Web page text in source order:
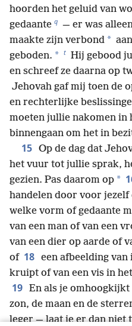
hoorden het geluid van
gedaante q — er was
maakte zijn verbond *
geboden. * t Hij gebood
en schreef ze daarna op
Jehovah gaf mij toen de
en rechterlijke
moeten jullie nakomen in
binnengaan om het in
15 Op de dag dat
het vuur tot jullie sprak,
gezien. Pas daarom op *
handelen door voor jezelf
welke vorm of gedaante
van een man of van een
van een dier op aarde of
of 18 een afbeelding
kruipt of van een vis in
19 En als je omhoogkijkt
zon, de maan en de
leger — laat je er dan niet